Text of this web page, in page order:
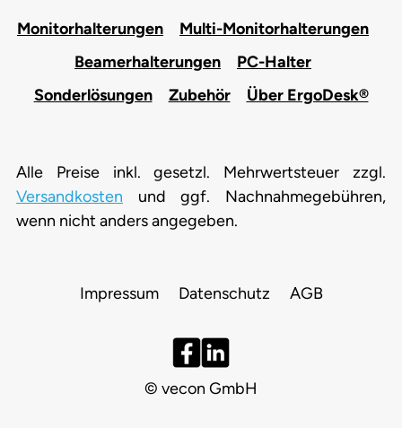
Monitorhalterungen
Multi-Monitorhalterungen
Beamerhalterungen
PC-Halter
Sonderlösungen
Zubehör Über ErgoDesk®
Alle Preise inkl. gesetzl. Mehrwertsteuer zzgl.
Versandkosten und ggf. Nachnahmegebühren,
wenn nicht anders angegeben.
Impressum Datenschutz AGB
© vecon GmbH